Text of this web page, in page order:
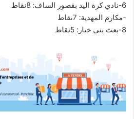
6-نادي كرة اليد بقصور الساف: 8نقاط
-مكارم المهدية: 7نقاط
8-بعث بني خيار: 5نقاط